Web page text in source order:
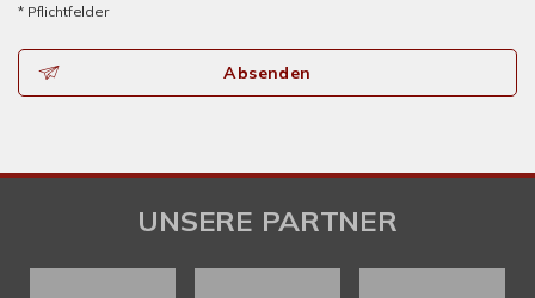
* Pflichtfelder
Absenden
UNSERE PARTNER